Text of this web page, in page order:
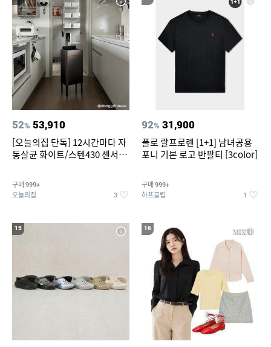
52% 53,910
[오늘의집 단독] 12시간마다 자
동살균 화이트/스텐430 센서휴
구매 999+
오늘의집 3
92% 31,900
폴로 랄프로렌 [1+1] 남녀공용
포니 기본 로고 반팔티 [3color]
구매 999+
하프클럽 1
15 16